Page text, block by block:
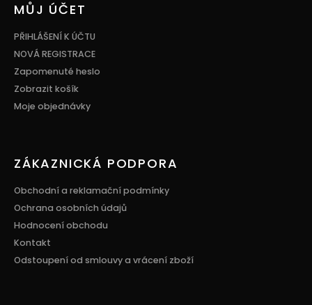
MŮJ ÚČET
PŘIHLÁŠENÍ K ÚČTU
NOVÁ REGISTRACE
Zapomenuté heslo
Zobrazit košík
Moje objednávky
ZÁKAZNICKÁ PODPORA
Obchodní a reklamační podmínky
Ochrana osobních údajů
Hodnocení obchodu
Kontakt
Odstoupení od smlouvy a vrácení zboží